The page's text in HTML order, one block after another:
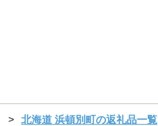
北海道 浜頓別町の返礼品一覧